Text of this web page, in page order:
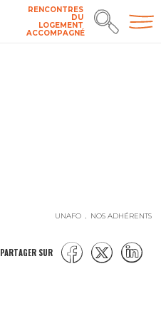
RENCONTRES
DU
LOGEMENT
ACCOMPAGNÉ
PARTAGER SUR
UNAFO NOS ADHÉRENTS